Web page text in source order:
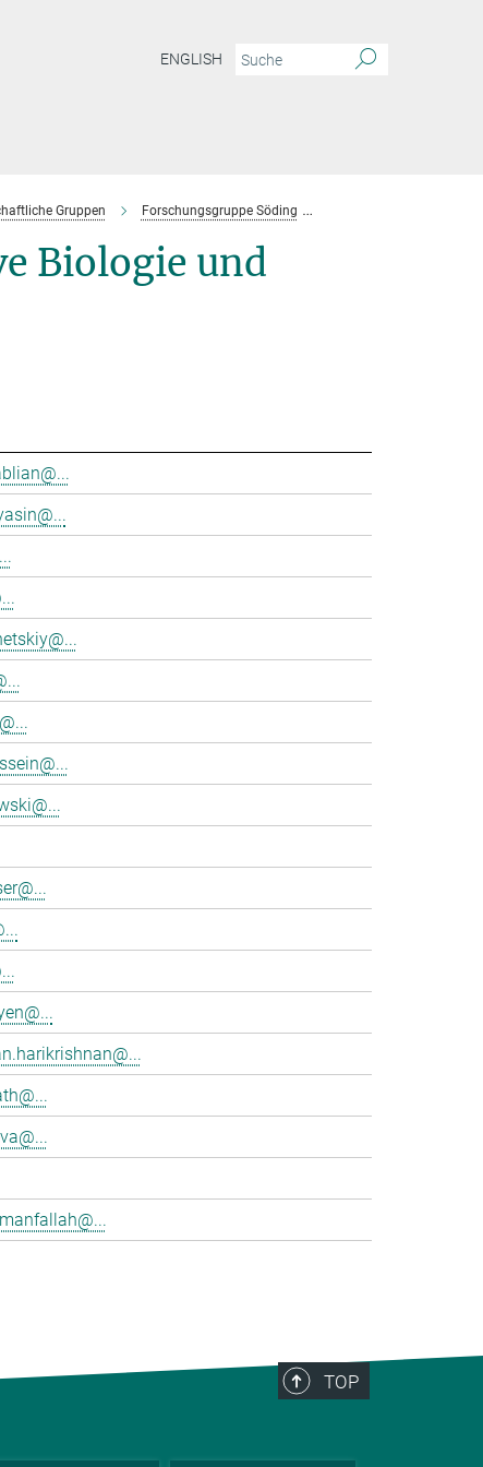
ENGLISH
Gruppen Forschungsgruppe Söding
Biologie und
TOP